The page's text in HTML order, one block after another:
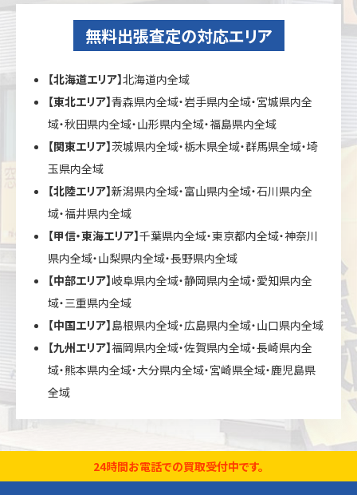
無料出張査定の対応エリア
【北海道エリア】北海道内全域
【東北エリア】青森県内全域・岩手県内全域・宮城県内全
域・秋田県内全域・山形県内全域・福島県内全域
【関東エリア】茨城県内全域・栃木県全域・群馬県全域・埼
玉県内全域
【北陸エリア】新潟県内全域・富山県内全域・石川県内全
域・福井県内全域
【甲信・東海エリア】千葉県内全域・東京都内全域・神奈川
県内全域・山梨県内全域・長野県内全域
【中部エリア】岐阜県内全域・静岡県内全域・愛知県内全
域・三重県内全域
【中国エリア】島根県内全域・広島県内全域・山口県内全域
【九州エリア】福岡県内全域・佐賀県内全域・長崎県内全
域・熊本県内全域・大分県内全域・宮崎県全域・鹿児島県
全域
24時間お電話での買取受付中です。